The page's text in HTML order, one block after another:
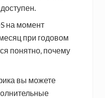
на момент
при годовом
понятно, почему
вы можете